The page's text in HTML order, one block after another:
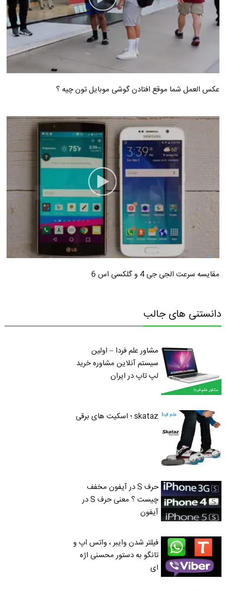
عکس العمل شما موقع افتادن گوشی موبایل تون چیه ؟
مقایسه سرعت الجی جی 4 و گلکسی اس 6
دانستنی های جالب
مشاور علم فردا – اولین
سیستم آنلاین مشاوره خرید
لپ تاپ در ایران
skataz ؛ اسکیت های برقی
حرف S در آیفون مخفف
چیست ؟ معنی حرف S در
آیفون
فیلتر شدن وایبر ، واتس اپ و
تانگو به دستور محسنی اژه
ای